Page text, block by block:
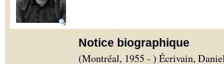
Notice biographique
(Montréal, 1955 - ) Écrivain,